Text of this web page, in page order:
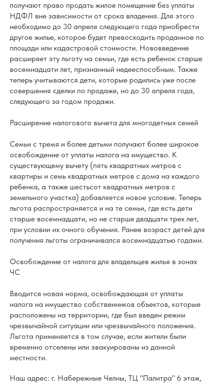
получают право продать жилое помещение без уплаты
НДФЛ вне зависимости от срока владения. Для этого
необходимо до 30 апреля следующего года приобрести
другое жилье, которое будет превосходить проданное по
площади или кадастровой стоимости. Нововведение
расширяет эту льготу на семьи, где есть ребенок старше
восемнадцати лет, признанный недееспособным. Также
теперь учитываются дети, которые родились уже после
совершения сделки по продаже, но до 30 апреля года,
следующего за годом продажи.
Расширение налогового вычета для многодетных семей
Семьи с тремя и более детьми получают более широкое
освобождение от уплаты налога на имущество. К
существующему вычету (пять квадратных метров с
квартиры и семь квадратных метров с дома на каждого
ребенка, а также шестьсот квадратных метров с
земельного участка) добавляется новое условие. Теперь
льгота распространяется и на те семьи, где есть дети
старше восемнадцати, но не старше двадцати трех лет,
при условии их очного обучения. Ранее возраст детей для
получения льготы ограничивался восемнадцатью годами.
Освобождение от налога для владельцев жилья в зонах
ЧС
Вводится новая норма, освобождающая от уплаты
налога на имущество собственников объектов, которые
расположены на территории, где был введен режим
чрезвычайной ситуации или чрезвычайного положения.
Льгота применяется в том случае, если жители были
временно отселены или эвакуированы из данной
местности.
Наш адрес: г. Набережные Челны, ТЦ "Палитра" 6 этаж,